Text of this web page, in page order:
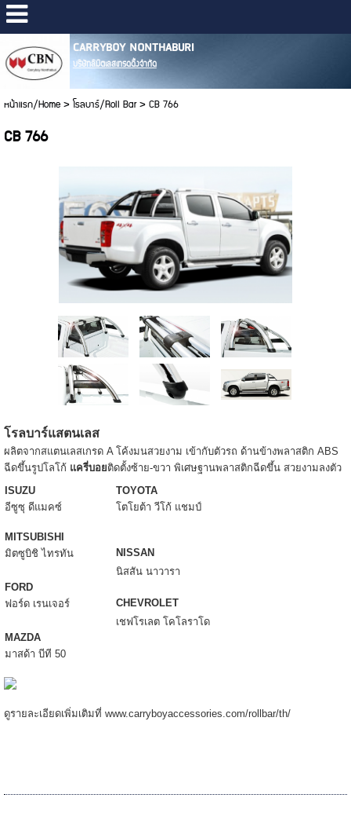
CARRYBOY NONTHABURI
บริษัทลิมิตเลสเทรดดิ้งจำกัด
หน้าแรก/Home>โรลบาร์/Roll Bar>CB 766
CB 766
โรลบาร์แสตนเลส
ผลิตจากสแตนเลสเกรด A โค้งมนสวยงาม เข้ากับตัวรถ ด้านข้างพลาสติก ABS
ฉีดขึ้นรูปโลโก้ แครี่บอยติดตั้งซ้าย-ขวา พิเศษฐานพลาสติกฉีดขึ้น สวยงามลงตัว
ISUZU
TOYOTA
อีซูซุ ดีแมคซ์
โตโยต้า วีโก้ แชมป์
MITSUBISHI
มิตซูบิชิ ไทรทัน
NISSAN
นิสสัน นาวารา
FORD
ฟอร์ด เรนเจอร์
CHEVROLET
เชฟโรเลต โคโลราโด
MAZDA
มาสด้า บีที 50
ดูรายละเอียดเพิ่มเติมที่ www.carryboyaccessories.com/rollbar/th/